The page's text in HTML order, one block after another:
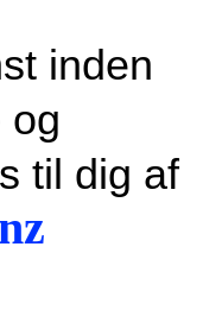
inden
og
til dig af